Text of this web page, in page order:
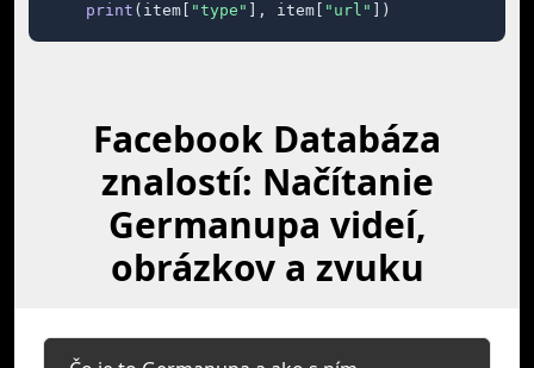
print (item[ "type" ], item[ "url" ])
Facebook Databáza
znalostí: Načítanie
Germanupa videí,
obrázkov a zvuku